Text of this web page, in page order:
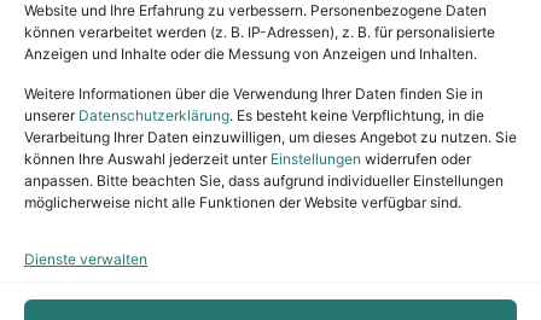
Website und Ihre Erfahrung zu verbessern. Personenbezogene Daten
können verarbeitet werden (z. B. IP-Adressen), z. B. für personalisierte
Anzeigen und Inhalte oder die Messung von Anzeigen und Inhalten.
Weitere Informationen über die Verwendung Ihrer Daten finden Sie in
unserer Datenschutzerklärung. Es besteht keine Verpflichtung, in die
Verarbeitung Ihrer Daten einzuwilligen, um dieses Angebot zu nutzen. Sie
können Ihre Auswahl jederzeit unter Einstellungen widerrufen oder
anpassen. Bitte beachten Sie, dass aufgrund individueller Einstellungen
möglicherweise nicht alle Funktionen der Website verfügbar sind.
Dienste verwalten
Impressum
Datenschutz
Satzung
Vermittlung & Gebühren